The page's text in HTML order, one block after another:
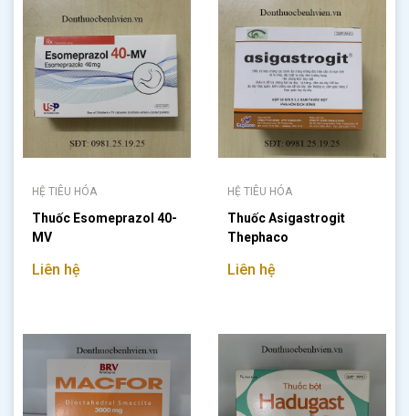
HỆ TIÊU HÓA
Thuốc Esomeprazol 40-
MV
Liên hệ
HỆ TIÊU HÓA
Thuốc Asigastrogit
Thephaco
Liên hệ